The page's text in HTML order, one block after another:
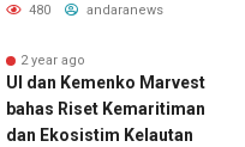
480 andaranews
2 year ago
UI dan Kemenko Marvest
bahas Riset Kemaritiman
dan Ekosistim Kelautan